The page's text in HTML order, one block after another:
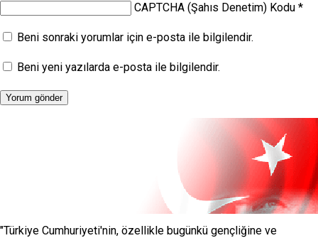
CAPTCHA (Şahıs Denetim) Kodu *
Beni sonraki yorumlar için e-posta ile bilgilendir.
Beni yeni yazılarda e-posta ile bilgilendir.
"Türkiye Cumhuriyeti'nin, özellikle bugünkü gençliğine ve